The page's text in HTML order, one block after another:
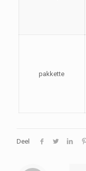
pakkette
Deel